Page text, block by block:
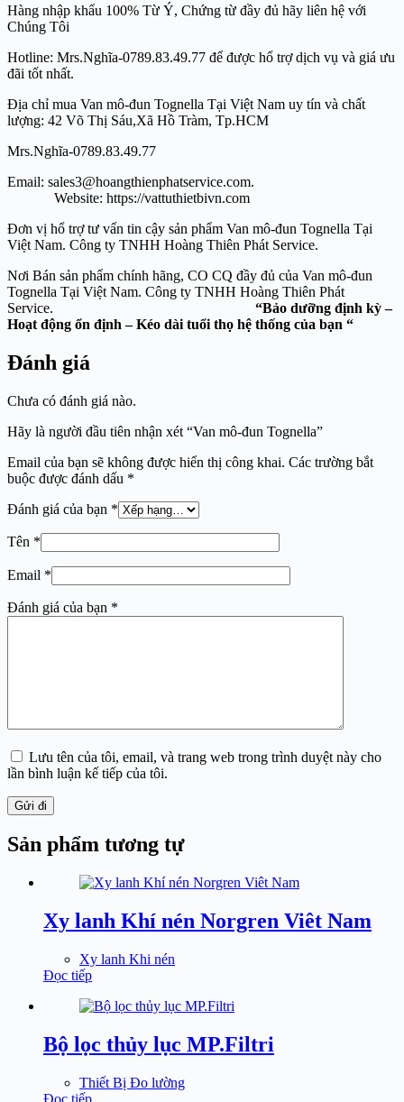
Hàng nhập khẩu 100% Từ Ý, Chứng từ đầy đủ hãy liên hệ với
Chúng Tôi
Hotline: Mrs.Nghĩa-0789.83.49.77 để được hổ trợ dịch vụ và giá ưu
đãi tốt nhất.
Địa chỉ mua Van mô-đun Tognella Tại Việt Nam uy tín và chất
lượng: 42 Võ Thị Sáu,Xã Hồ Tràm, Tp.HCM
Mrs.Nghĩa-0789.83.49.77
Email: sales3@hoangthienphatservice.com.
Website: https://vattuthietbivn.com
Đơn vị hổ trợ tư vấn tin cậy sản phẩm Van mô-đun Tognella Tại
Việt Nam. Công ty TNHH Hoàng Thiên Phát Service.
Nơi Bán sản phẩm chính hãng, CO CQ đầy đủ của Van mô-đun
Tognella Tại Việt Nam. Công ty TNHH Hoàng Thiên Phát
Service.
“Bảo dưỡng định kỳ –
Hoạt động ổn định – Kéo dài tuổi thọ hệ thống của bạn “
Đánh giá
Chưa có đánh giá nào.
Hãy là người đầu tiên nhận xét “Van mô-đun Tognella”
Email của bạn sẽ không được hiển thị công khai. Các trường bắt
buộc được đánh dấu *
Đánh giá của bạn *
Tên *
Email *
Đánh giá của bạn *
Lưu tên của tôi, email, và trang web trong trình duyệt này cho
lần bình luận kế tiếp của tôi.
Gửi đi
Sản phẩm tương tự
Xy lanh Khí nén Norgren Viêt Nam
Xy lanh Khi nén
Đọc tiếp
Bộ lọc thủy lục MP.Filtri
Thiết Bị Đo lường
Đọc tiếp